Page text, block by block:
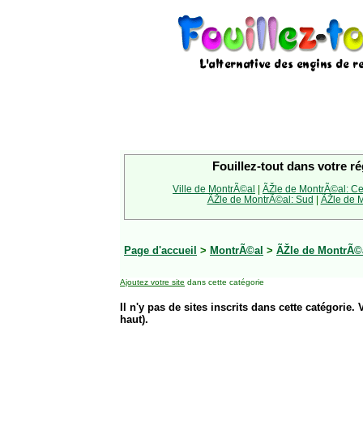
Fouillez-tout dans votre
Ville de MontrÃ©al | ÃŽle de MontrÃ©al:
ÃŽle de MontrÃ©al: Sud | ÃŽle de
Page d'accueil > MontrÃ©al > ÃŽle de
Ajoutez votre site dans cette catégorie
Il n'y pas de sites inscrits dans cette
haut).